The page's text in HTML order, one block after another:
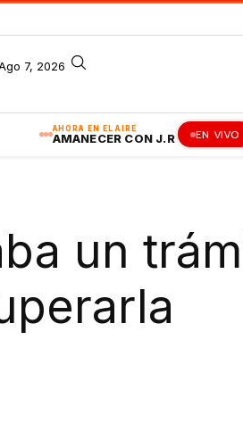
7, 2026
AHORA EN EL AIRE
AMANECER CON J.R EN VIVO
un